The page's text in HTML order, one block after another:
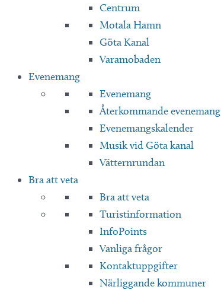
Centrum
Motala Hamn
Göta Kanal
Varamobaden
Evenemang
Evenemang
Återkommande evenemang
Evenemangskalender
Musik vid Göta kanal
Vätternrundan
Bra att veta
Bra att veta
Turistinformation
InfoPoints
Vanliga frågor
Kontaktuppgifter
Närliggande kommuner